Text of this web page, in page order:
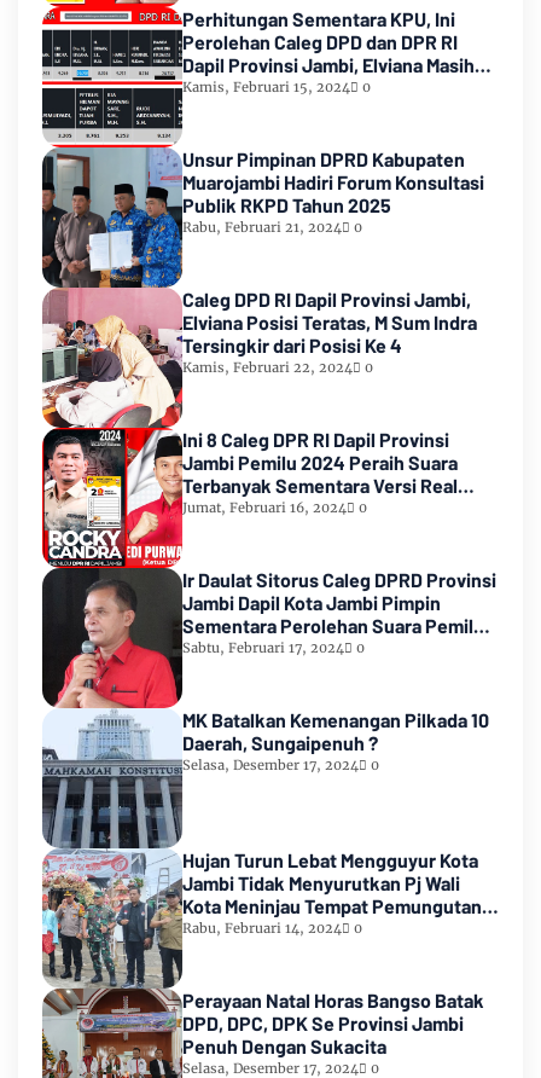
Perhitungan Sementara KPU, Ini
Perolehan Caleg DPD dan DPR RI
Dapil Provinsi Jambi, Elviana Masih
Urutan Kedua Teratas
Kamis, Februari 15, 2024 0
Unsur Pimpinan DPRD Kabupaten
Muarojambi Hadiri Forum Konsultasi
Publik RKPD Tahun 2025
Rabu, Februari 21, 2024 0
Caleg DPD RI Dapil Provinsi Jambi,
Elviana Posisi Teratas, M Sum Indra
Tersingkir dari Posisi Ke 4
Kamis, Februari 22, 2024 0
Ini 8 Caleg DPR RI Dapil Provinsi
Jambi Pemilu 2024 Peraih Suara
Terbanyak Sementara Versi Real
Count KPU RI
Jumat, Februari 16, 2024 0
Ir Daulat Sitorus Caleg DPRD Provinsi
Jambi Dapil Kota Jambi Pimpin
Sementara Perolehan Suara Pemilu
2024
Sabtu, Februari 17, 2024 0
MK Batalkan Kemenangan Pilkada 10
Daerah, Sungaipenuh ?
Selasa, Desember 17, 2024 0
Hujan Turun Lebat Mengguyur Kota
Jambi Tidak Menyurutkan Pj Wali
Kota Meninjau Tempat Pemungutan
Suara Pemilu 2024
Rabu, Februari 14, 2024 0
Perayaan Natal Horas Bangso Batak
DPD, DPC, DPK Se Provinsi Jambi
Penuh Dengan Sukacita
Selasa, Desember 17, 2024 0